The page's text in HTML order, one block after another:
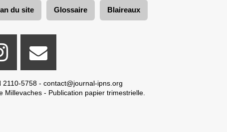
du site Glossaire Blaireaux
2110-5758 - contact@journal-ipns.org
- Publication papier trimestrielle.